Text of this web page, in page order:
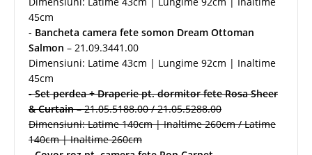
45cm
- Bancheta camera fete somon Dream Ottoman
Salmon – 21.09.3441.00
Dimensiuni: Latime 43cm | Lungime 92cm | Inaltime
45cm
-Set perdea + Draperie pt. dormitor fete Rosa Sheer
& Curtain– 21.05.5188.00 / 21.05.5288.00
Dimensiuni: Latime 140cm | Inaltime 260cm / Latime
140cm | Inaltime 260cm